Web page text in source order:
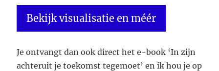
Bekijk visualisatie en méér
Je ontvangt dan ook direct het e-book ‘In zijn
achteruit je toekomst tegemoet’ en ik hou je op